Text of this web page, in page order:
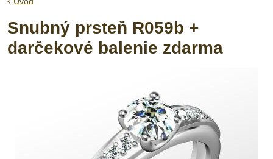
Snubný prsteň R059b +
darčekové balenie zdarma